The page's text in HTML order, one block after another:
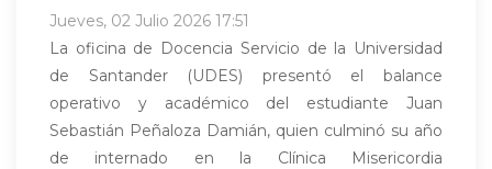
Jueves, 02 Julio 2026 17:51
La oficina de Docencia Servicio de la Universidad
de Santander (UDES) presentó el balance
operativo y académico del estudiante Juan
Sebastián Peñaloza Damián, quien culminó su año
de internado en la Clínica Misericordia